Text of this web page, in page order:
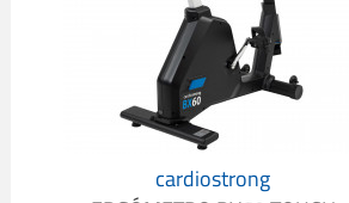
cardiostrong